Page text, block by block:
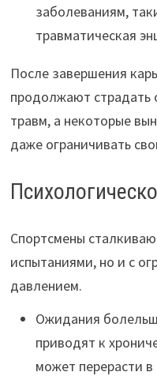
заболеваниям,
травматическая
После завершения
продолжают страдать
травм, а некоторые
даже ограничивать
Спортсмены
испытаниями, но и с
давлением.
Ожидания
приводят к
может перерасти